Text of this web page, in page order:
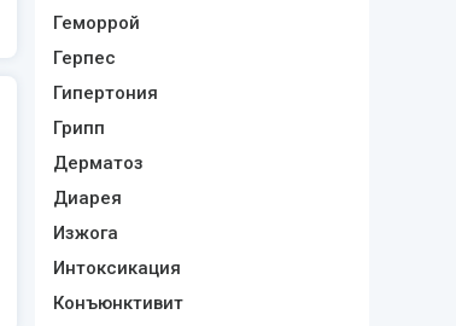
Геморрой
Герпес
Гипертония
Грипп
Дерматоз
Диарея
Изжога
Интоксикация
Конъюнктивит